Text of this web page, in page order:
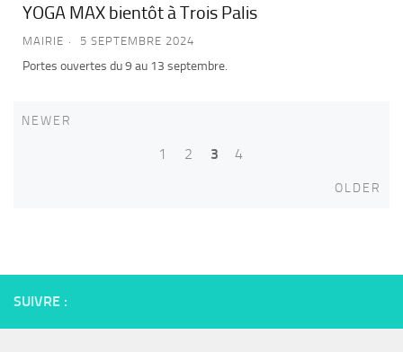
YOGA MAX bientôt à Trois Palis
MAIRIE 5 SEPTEMBRE 2024
Portes ouvertes du 9 au 13 septembre.
Newer
NEWER
1 2 3
4
OLDER
SUIVRE :